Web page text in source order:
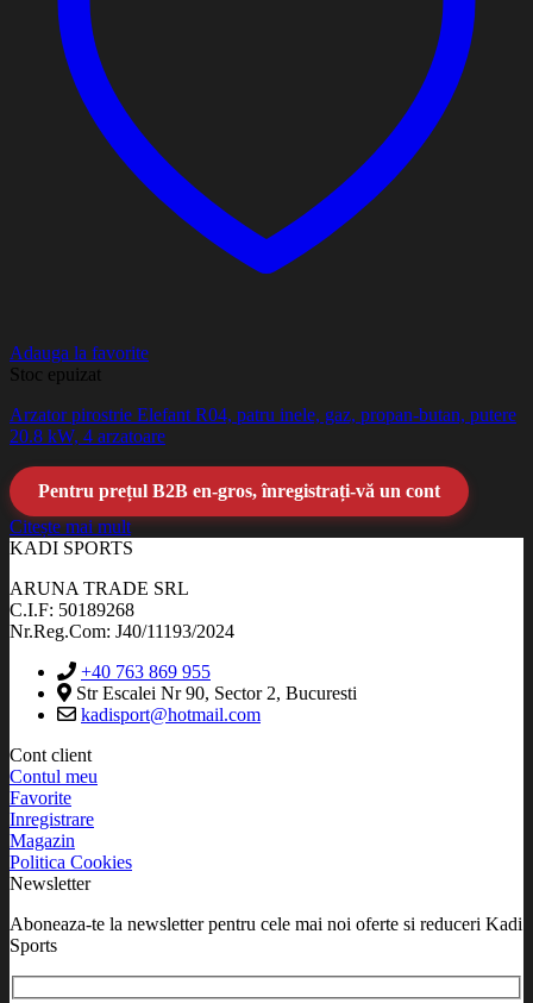
Adauga la favorite
Stoc epuizat
Arzator pirostrie Elefant R04, patru inele, gaz, propan-butan, putere
20.8 kW, 4 arzatoare
Pentru prețul B2B en-gros, înregistrați-vă un cont
Citește mai mult
KADI SPORTS
ARUNA TRADE SRL
C.I.F: 50189268
Nr.Reg.Com: J40/11193/2024
+40 763 869 955
Str Escalei Nr 90, Sector 2, Bucuresti
kadisport@hotmail.com
Cont client
Contul meu
Favorite
Inregistrare
Magazin
Politica Cookies
Newsletter
Aboneaza-te la newsletter pentru cele mai noi oferte si reduceri Kadi
Sports